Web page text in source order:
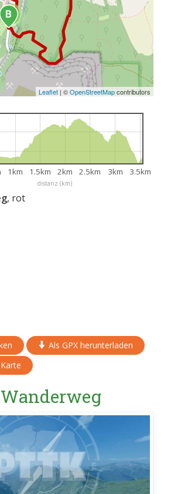
2
Leaflet | ©OpenStreetMapcontributors
distanz (km)
1km 1.5km 2km 2.5km 3km 3.5km
, rot
Als GPX herunterladen